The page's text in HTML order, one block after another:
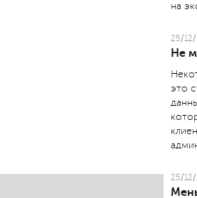
на
25/12/
Не
это
25/12/